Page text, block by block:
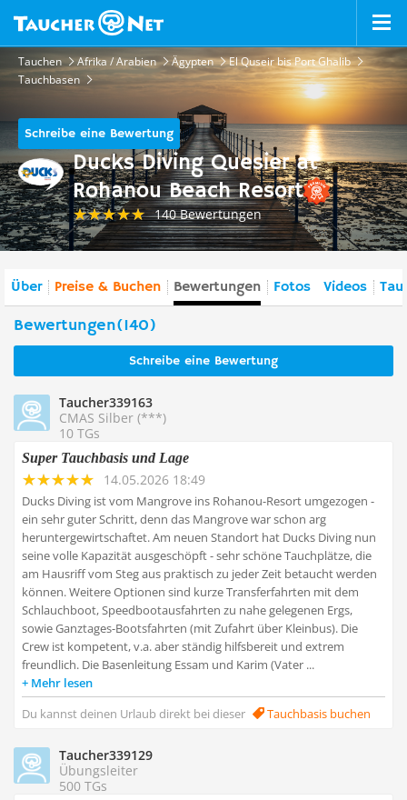
Tauchen Afrika / Arabien Ägypten
El Quseir bis Port Ghalib
Tauchbasen
Schreibe eine Bewertung
Ducks Diving Quesier at
Rohanou Beach Resort
140 Bewertungen
Über Preise & Buchen Bewertungen Fotos Videos
Bewertungen(140)
Schreibe eine Bewertung
Taucher339163
CMAS Silber (***)
10 TGs
Super Tauchbasis und Lage
14.05.2026 18:49
Ducks Diving ist vom Mangrove ins Rohanou-Resort umgezogen -
ein sehr guter Schritt, denn das Mangrove war schon arg
heruntergewirtschaftet. Am neuen Standort hat Ducks Diving nun
seine volle Kapazität ausgeschöpft - sehr schöne Tauchplätze, die
am Hausriff vom Steg aus praktisch zu jeder Zeit betaucht werden
können. Weitere Optionen sind kurze Transferfahrten mit dem
Schlauchboot, Speedbootausfahrten zu nahe gelegenen Ergs,
sowie Ganztages-Bootsfahrten (mit Zufahrt über Kleinbus). Die
Crew ist kompetent, v.a. aber ständig hilfsbereit und extrem
freundlich. Die Basenleitung Essam und Karim (Vater ...
Mehr lesen
Du kannst deinen Urlaub direkt bei dieser
Tauchbasis buchen
Taucher339129
Übungsleiter
500 TGs